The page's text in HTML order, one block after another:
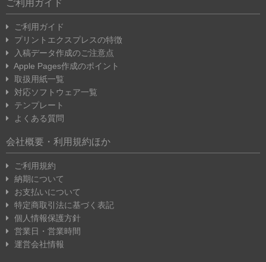
ご利用ガイド
ご利用ガイド
プリントエクスプレスの特徴
入稿データ作成のご注意点
Apple Pages作成のポイント
取扱用紙一覧
対応ソフトウェア一覧
テンプレート
よくある質問
会社概要・利用規約ほか
ご利用規約
納期について
お支払いについて
特定商取引法に基づく表記
個人情報保護方針
営業日・営業時間
運営会社情報